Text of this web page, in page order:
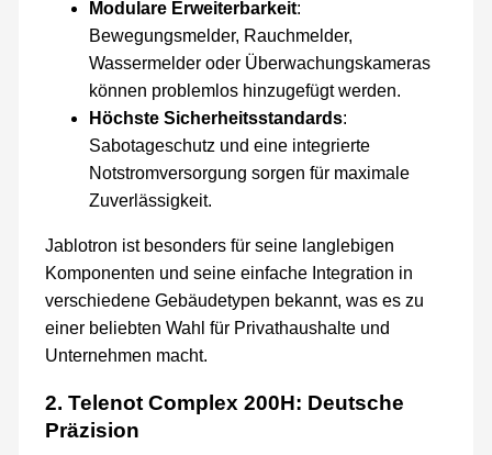
Modulare Erweiterbarkeit:
Bewegungsmelder, Rauchmelder,
Wassermelder oder Überwachungskameras
können problemlos hinzugefügt werden.
Höchste Sicherheitsstandards:
Sabotageschutz und eine integrierte
Notstromversorgung sorgen für maximale
Zuverlässigkeit.
Jablotron ist besonders für seine langlebigen
Komponenten und seine einfache Integration in
verschiedene Gebäudetypen bekannt, was es zu
einer beliebten Wahl für Privathaushalte und
Unternehmen macht.
2. Telenot Complex 200H: Deutsche
Präzision